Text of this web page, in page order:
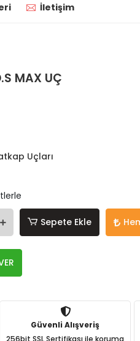
İletişim
MAX UÇ
Uçları
Sepete Ekle
Güvenli Alışveriş
256bit SSL Sertifikası ile koruma